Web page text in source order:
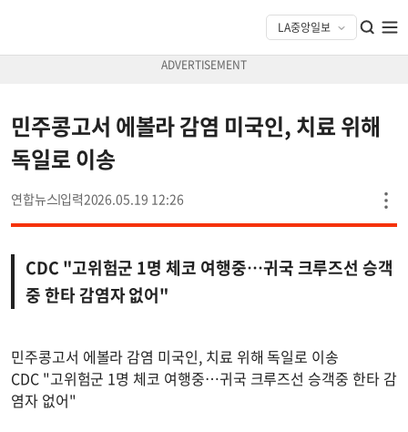
민주콩고서 에볼라 감염 미국인, 치료 위해
독일로 이송
연합뉴스 2026.05.19 12:26
CDC "고위험군 1명 체코 여행중…귀국 크루즈선 승객
중 한타 감염자 없어"
민주콩고서 에볼라 감염 미국인, 치료 위해 독일로 이송
CDC "고위험군 1명 체코 여행중…귀국 크루즈선 승객중 한타 감
염자 없어"